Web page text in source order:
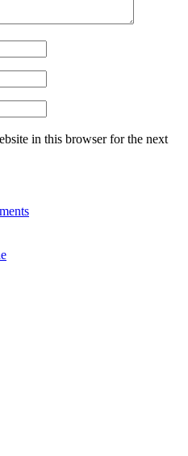
in this browser for the next